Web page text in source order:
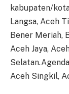
kabupaten/
Langsa, Aceh
Bener Meriah,
Aceh Jaya,
Aceh Singkil,